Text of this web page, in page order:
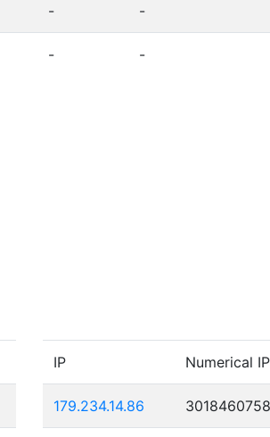
- -
- -
IP Numerical IP
179.234.14.86 3018460758